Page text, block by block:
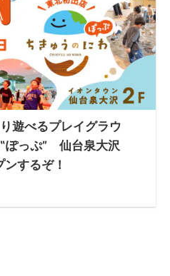
遊べるプレイグラウ
ぽっぷ” 仙台泉大沢
するぞ！